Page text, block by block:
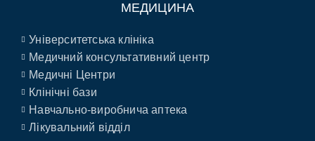
МЕДИЦИНА
Університетська клініка
Медичний консультативний центр
Медичні Центри
Клінічні бази
Навчально-виробнича аптека
Лікувальний відділ